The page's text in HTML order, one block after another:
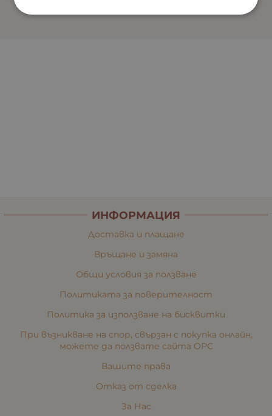
ИНФОРМАЦИЯ
Доставка и плащане
Връщане и замяна
Общи условия за ползване
Политиката за поверителност
Политика за използване на бисквитки
При възникване на спор, свързан с покупка онлайн,
можете да ползвате сайта ОРС
Вашите права
Отказ от сделка
За Нас